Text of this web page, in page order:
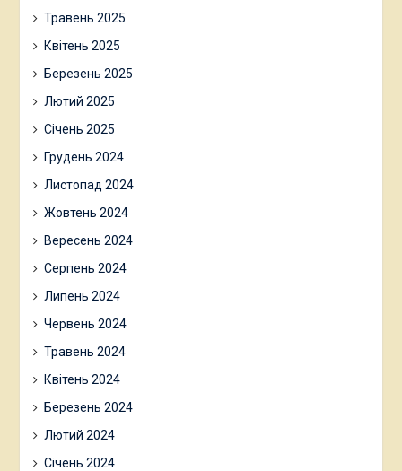
Травень 2025
Квітень 2025
Березень 2025
Лютий 2025
Січень 2025
Грудень 2024
Листопад 2024
Жовтень 2024
Вересень 2024
Серпень 2024
Липень 2024
Червень 2024
Травень 2024
Квітень 2024
Березень 2024
Лютий 2024
Січень 2024